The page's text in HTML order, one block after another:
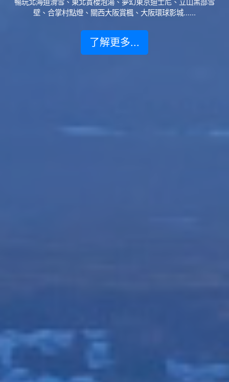
暢玩北海道滑雪、東北賞櫻泡湯、夢幻東京迪士尼、立山黑部雪
壁、合掌村點燈、關西大阪賞楓、大阪環球影城......
了解更多...